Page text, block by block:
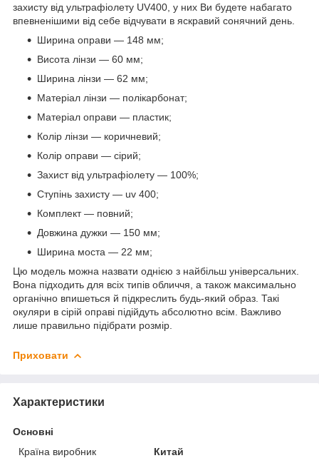
захисту від ультрафіолету UV400, у них Ви будете набагато
впевненішими від себе відчувати в яскравий сонячний день.
Ширина оправи — 148 мм;
Висота лінзи — 60 мм;
Ширина лінзи — 62 мм;
Матеріал лінзи — полікарбонат;
Матеріал оправи — пластик;
Колір лінзи — коричневий;
Колір оправи — сірий;
Захист від ультрафіолету — 100%;
Ступінь захисту — uv 400;
Комплект — повний;
Довжина дужки — 150 мм;
Ширина моста — 22 мм;
Цю модель можна назвати однією з найбільш універсальних.
Вона підходить для всіх типів обличчя, а також максимально
органічно впишеться й підкреслить будь-який образ. Такі
окуляри в сірій оправі підійдуть абсолютно всім. Важливо
лише правильно підібрати розмір.
Приховати
Характеристики
Основні
Країна виробник
Китай